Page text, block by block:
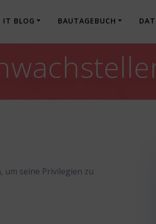
IT BLOG BAUTAGEBUCH
um seine Privilegien zu